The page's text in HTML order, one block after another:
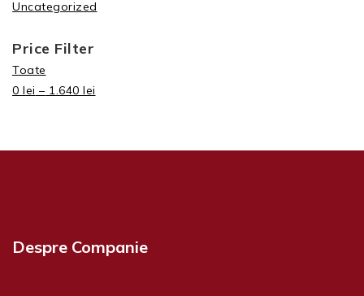
Uncategorized
Price Filter
Toate
0 lei – 1.640 lei
Despre Companie